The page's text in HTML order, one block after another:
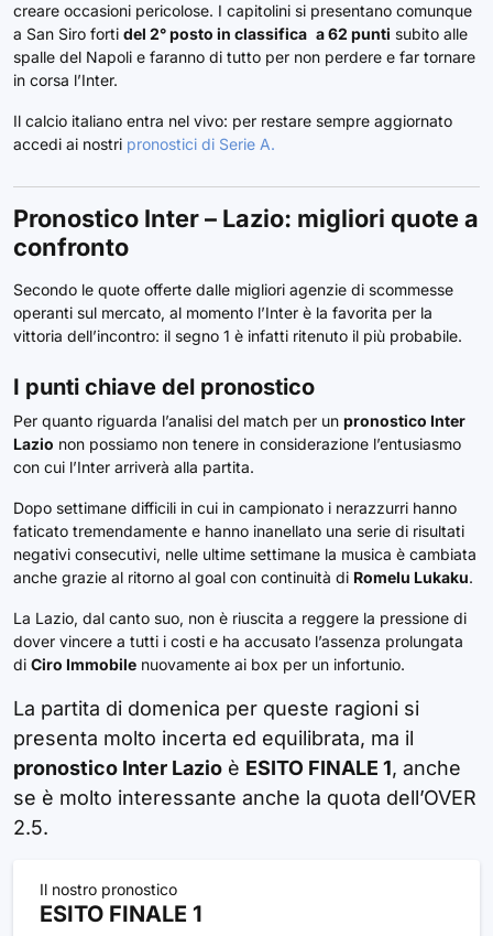
creare occasioni pericolose. I capitolini si presentano comunque
a San Siro forti del 2° posto in classifica a 62 punti subito alle
spalle del Napoli e faranno di tutto per non perdere e far tornare
in corsa l’Inter.
Il calcio italiano entra nel vivo: per restare sempre aggiornato
accedi ai nostri pronostici di Serie A.
Pronostico Inter – Lazio: migliori quote a
confronto
Secondo le quote offerte dalle migliori agenzie di scommesse
operanti sul mercato, al momento l’Inter è la favorita per la
vittoria dell’incontro: il segno 1 è infatti ritenuto il più probabile.
I punti chiave del pronostico
Per quanto riguarda l’analisi del match per un pronostico Inter
Lazio non possiamo non tenere in considerazione l’entusiasmo
con cui l’Inter arriverà alla partita.
Dopo settimane difficili in cui in campionato i nerazzurri hanno
faticato tremendamente e hanno inanellato una serie di risultati
negativi consecutivi, nelle ultime settimane la musica è cambiata
anche grazie al ritorno al goal con continuità di Romelu Lukaku.
La Lazio, dal canto suo, non è riuscita a reggere la pressione di
dover vincere a tutti i costi e ha accusato l’assenza prolungata
di Ciro Immobile nuovamente ai box per un infortunio.
La partita di domenica per queste ragioni si
presenta molto incerta ed equilibrata, ma il
pronostico Inter Lazio è ESITO FINALE 1, anche
se è molto interessante anche la quota dell’OVER
2.5.
Il nostro pronostico
ESITO FINALE 1